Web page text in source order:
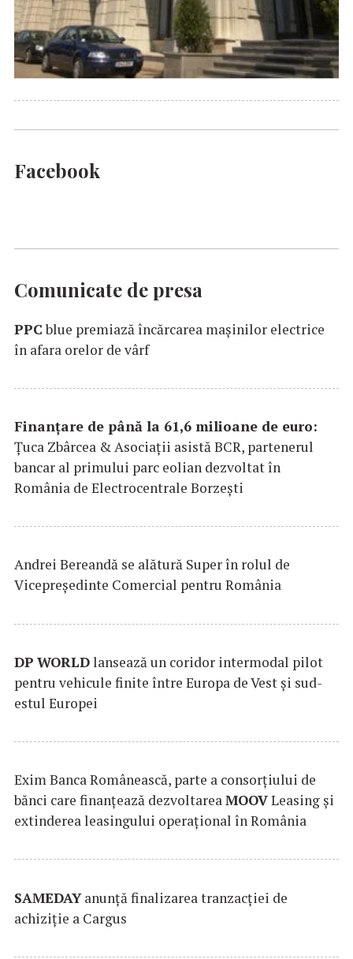
Facebook
Comunicate de presa
PPCblue premiază încărcarea maşinilor electrice
în afara orelor de vârf
Finanțare de până la 61,6 milioane de euro:
Țuca Zbârcea & Asociații asistă BCR, partenerul
bancar al primului parc eolian dezvoltat în
România de Electrocentrale Borzești
Andrei Bereandă se alătură Super în rolul de
Vicepreședinte Comercial pentru România
DP WORLDlansează un coridor intermodal pilot
pentru vehicule finite între Europa de Vest și sud-
estul Europei
Exim Banca Românească, parte a consorțiului de
bănci care finanțează dezvoltareaMOOVLeasing și
extinderea leasingului operațional în România
SAMEDAYanunță finalizarea tranzacției de
achiziție a Cargus